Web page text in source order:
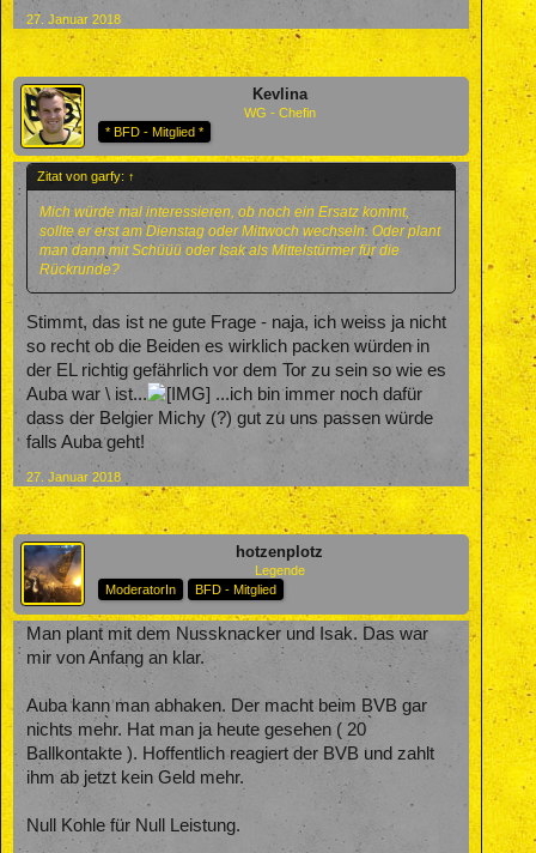
27. Januar 2018
Kevlina
WG - Chefin
* BFD - Mitglied *
Zitat von garfy: ↑
Mich würde mal interessieren, ob noch ein Ersatz kommt,
sollte er erst am Dienstag oder Mittwoch wechseln. Oder plant
man dann mit Schüüü oder Isak als Mittelstürmer für die
Rückrunde?
Stimmt, das ist ne gute Frage - naja, ich weiss ja nicht
so recht ob die Beiden es wirklich packen würden in
der EL richtig gefährlich vor dem Tor zu sein so wie es
Auba war \ ist...
...ich bin immer noch dafür
dass der Belgier Michy (?) gut zu uns passen würde
falls Auba geht!
27. Januar 2018
hotzenplotz
Legende
ModeratorIn
BFD - Mitglied
Man plant mit dem Nussknacker und Isak. Das war
mir von Anfang an klar.
Auba kann man abhaken. Der macht beim BVB gar
nichts mehr. Hat man ja heute gesehen ( 20
Ballkontakte ). Hoffentlich reagiert der BVB und zahlt
ihm ab jetzt kein Geld mehr.
Null Kohle für Null Leistung.